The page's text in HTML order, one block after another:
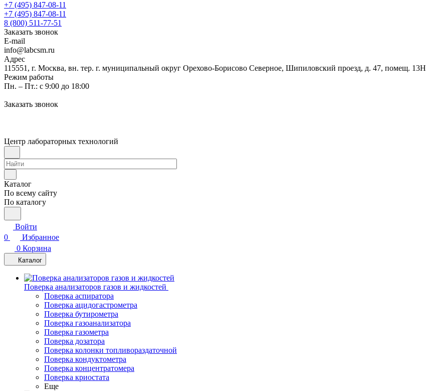
+7 (495) 847-08-11
+7 (495) 847-08-11
8 (800) 511-77-51
Заказать звонок
E-mail
info@labcsm.ru
Адрес
115551, г. Москва, вн. тер. г. муниципальный округ Орехово-Борисово Северное, Шипиловский проезд, д. 47, помещ. 13Н
Режим работы
Пн. – Пт.: с 9:00 до 18:00
Заказать звонок
Центр лабораторных технологий
Каталог
По всему сайту
По каталогу
Войти
0
Избранное
0 Корзина
Каталог
Поверка анализаторов газов и жидкостей
Поверка аспиратора
Поверка ацидогастрометра
Поверка бутирометра
Поверка газоанализатора
Поверка газометра
Поверка дозатора
Поверка колонки топливораздаточной
Поверка кондуктометра
Поверка концентратомера
Поверка криостата
Еще